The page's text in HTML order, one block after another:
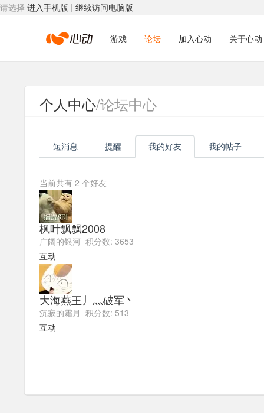
请选择 进入手机版 | 继续访问电脑版
心
动
络
游戏 论坛 加入心动 关于心动
个人中心/论坛中心
短消息 提醒 我的好友 我的帖子
当前共有 2 个好友
枫叶飘飘2008
广阔的银河 积分数: 3653
互动
大海燕王丿灬破军丶
沉寂的霜月 积分数: 513
互动